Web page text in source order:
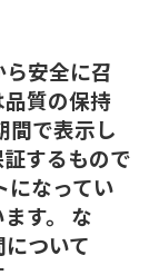
安全に召
質の保持
間で表示し
するもので
になってい
す。 な
ついて